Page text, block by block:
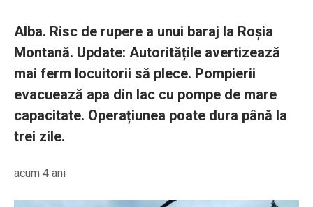
Alba. Risc de rupere a unui baraj la Roșia
Montană. Update: Autoritățile avertizează
mai ferm locuitorii să plece. Pompierii
evacuează apa din lac cu pompe de mare
capacitate. Operațiunea poate dura până la
trei zile.
acum 4 ani